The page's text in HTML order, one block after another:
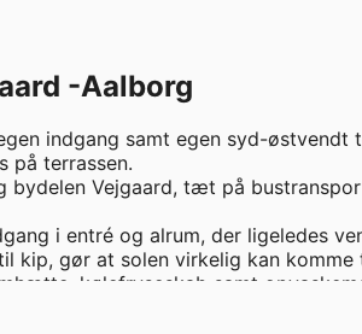
-Aalborg
indgang samt egen syd-østvendt
på terrassen.
bydelen Vejgaard, tæt på
i entré og alrum, der ligeledes
kip, gør at solen virkelig kan
kølefryseskab samt